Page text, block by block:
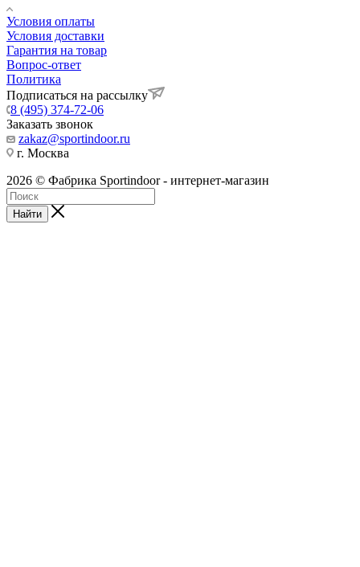
Условия оплаты
Условия доставки
Гарантия на товар
Вопрос-ответ
Политика
Подписаться на рассылку
8 (495) 374-72-06
Заказать звонок
zakaz@sportindoor.ru
г. Москва
2026 © Фабрика Sportindoor - интернет-магазин
Найти